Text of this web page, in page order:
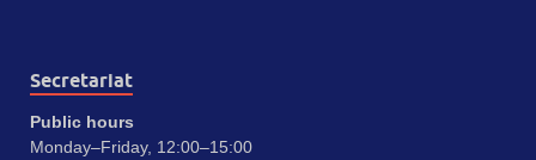
Secretariat
Public hours
Monday–Friday, 12:00–15:00